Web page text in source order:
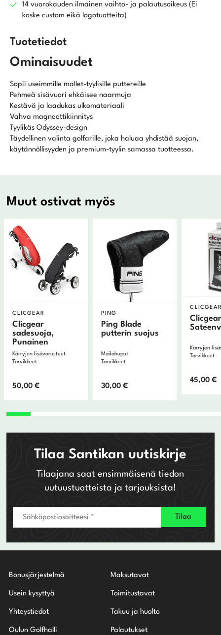
14 vuorokauden ilmainen vaihto- ja palautusoikeus (Ei
koske custom eikä logotuotteita)
Tuotetiedot
Ominaisuudet
Sopii useimmille mallet-tyylisille puttereille
Pehmeä sisävuori ehkäisee naarmuja
Kestävä ja laadukas ulkomateriaali
Vahva magneettikiinnitys
Tyylikäs Odyssey-design
Täydellinen valinta golfarille, joka haluaa yhdistää suojan,
käytännöllisyyden ja premium-tyylin samassa tuotteessa.
Muut ostivat myös
CLICGEAR
Clicgear
sadesuoja,
Punainen
Kärryjen lisävarusteet
Tarvikkeet
50,00€
PING
Ping Blade
putterin suojus
Mailahuput
Tarvikkeet
30,00€
Kärryjen
Tarvikkeet
45,00€
Tilaa Santikan uutiskirje
Tilaajana saat ensimmäisenä tiedon
uutuustuotteista ja tarjouksista!
Bonusjärjestelmä
Usein kysyttyä
Yhteystiedot
Oulun Golfhalli
Maksutavat
Toimitustavat
Takuu ja huolto
Palautukset